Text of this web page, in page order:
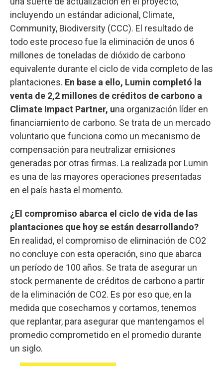
incluyendo un estándar adicional, Climate,
Community, Biodiversity (CCC). El resultado de
todo este proceso fue la eliminación de unos 6
millones de toneladas de dióxido de carbono
equivalente durante el ciclo de vida completo de las
plantaciones. En base a ello, Lumin completó la
venta de 2,2 millones de créditos de carbono a
Climate Impact Partner, una organización líder en
financiamiento de carbono. Se trata de un mercado
voluntario que funciona como un mecanismo de
compensación para neutralizar emisiones
generadas por otras firmas. La realizada por Lumin
es una de las mayores operaciones presentadas
en el país hasta el momento.
¿El compromiso abarca el ciclo de vida de las
plantaciones que hoy se están desarrollando?
En realidad, el compromiso de eliminación de CO2
no concluye con esta operación, sino que abarca
un período de 100 años. Se trata de asegurar un
stock permanente de créditos de carbono a partir
de la eliminación de CO2. Es por eso que, en la
medida que cosechamos y cortamos, tenemos
que replantar, para asegurar que mantengamos el
promedio comprometido en el promedio durante
un siglo.